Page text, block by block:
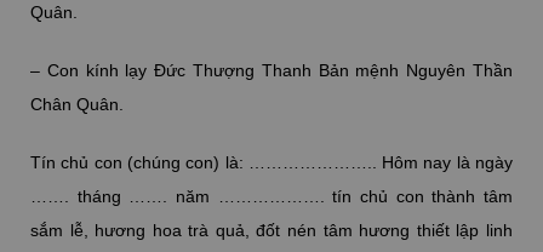
Quân.
– Con kính lạy Đức Thượng Thanh Bản mệnh Nguyên Thần
Chân Quân.
Tín chủ con (chúng con) là: ………………….. Hôm nay là ngày
……. tháng ……. năm ………………. tín chủ con thành tâm
sắm lễ, hương hoa trà quả, đốt nén tâm hương thiết lập linh